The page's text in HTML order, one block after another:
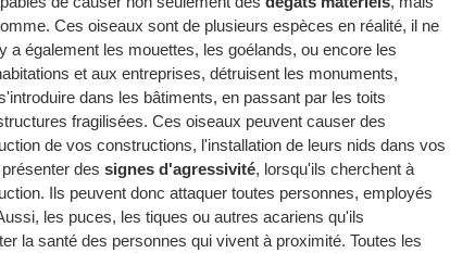
Ces oiseaux sont de plusieurs espèces en réalité, il ne
également les mouettes, les goélands, ou encore les
et aux entreprises, détruisent les monuments,
dans les bâtiments, en passant par les toits
fragilisées. Ces oiseaux peuvent causer des
de vos constructions, l'installation de leurs nids dans vos
des signes d'agressivité, lorsqu'ils cherchent à
Ils peuvent donc attaquer toutes personnes, employés
les puces, les tiques ou autres acariens qu'ils
la santé des personnes qui vivent à proximité. Toutes les